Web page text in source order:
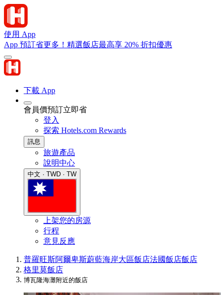
使用 App
App 預訂省更多！精選飯店最高享 20% 折扣優惠
下載 App
會員價預訂立即省
登入
探索 Hotels.com Rewards
訊息
旅遊產品
說明中心
中文 · TWD · TW
上架您的房源
行程
意見反應
普羅旺斯阿爾卑斯蔚藍海岸大區飯店法國飯店飯店
格里莫飯店
博瓦隆海灘附近的飯店